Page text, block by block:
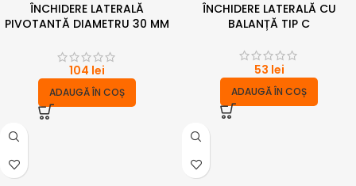
ÎNCHIDERE LATERALĂ
PIVOTANTĂ DIAMETRU 30 MM
104 lei
ADAUGĂ ÎN COȘ
ÎNCHIDERE LATERALĂ CU
BALANȚĂ TIP C
53 lei
ADAUGĂ ÎN COȘ